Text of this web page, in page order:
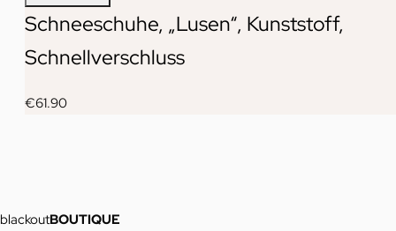
Schneeschuhe, „Lusen“, Kunststoff,
Schnellverschluss
€61.90
blackoutBOUTIQUE